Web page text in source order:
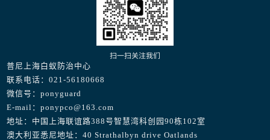
扫一扫关注我们
普尼上海白蚁防治中心
联系电话：021-56180668
微信号：ponyguard
E-mail：ponypco@163.com
地址：中国上海联谊路388号智慧湾科创园90栋102室
澳大利亚悉尼地址：40 Strathalbyn drive Oatlands